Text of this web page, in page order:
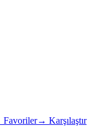
Favoriler→ Karşılaştır